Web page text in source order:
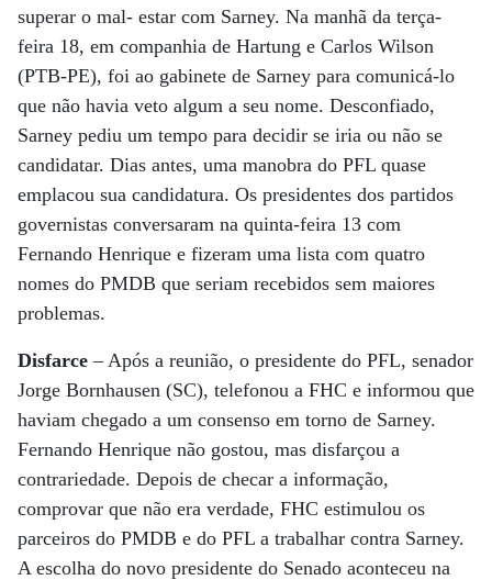
superar o mal- estar com Sarney. Na manhã da terça-
feira 18, em companhia de Hartung e Carlos Wilson
(PTB-PE), foi ao gabinete de Sarney para comunicá-lo
que não havia veto algum a seu nome. Desconfiado,
Sarney pediu um tempo para decidir se iria ou não se
candidatar. Dias antes, uma manobra do PFL quase
emplacou sua candidatura. Os presidentes dos partidos
governistas conversaram na quinta-feira 13 com
Fernando Henrique e fizeram uma lista com quatro
nomes do PMDB que seriam recebidos sem maiores
problemas.
Disfarce – Após a reunião, o presidente do PFL, senador
Jorge Bornhausen (SC), telefonou a FHC e informou que
haviam chegado a um consenso em torno de Sarney.
Fernando Henrique não gostou, mas disfarçou a
contrariedade. Depois de checar a informação,
comprovar que não era verdade, FHC estimulou os
parceiros do PMDB e do PFL a trabalhar contra Sarney.
A escolha do novo presidente do Senado aconteceu na